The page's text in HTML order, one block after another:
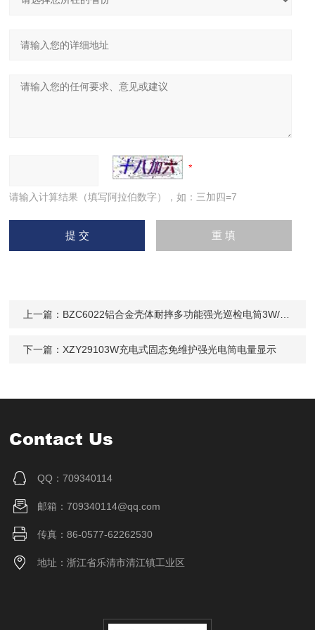
请输入计算结果（填写阿拉伯数字），如：三加四=7
上一篇： BZC6022铝合金壳体耐摔多功能强光巡检电筒3W/3.7V
下一篇： XZY29103W充电式固态免维护强光电筒电量显示
Contact Us
QQ：709340114
邮箱：709340114@qq.com
传真：86-0577-62262530
地址：浙江省乐清市清江镇工业区